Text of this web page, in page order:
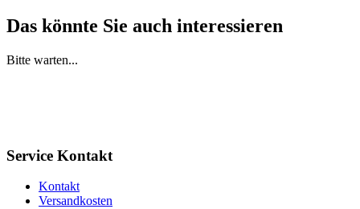
Das könnte Sie auch interessieren
Bitte warten...
Service Kontakt
Kontakt
Versandkosten